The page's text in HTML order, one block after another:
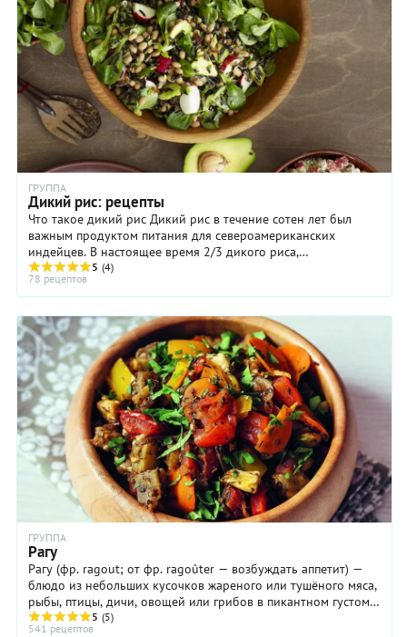
ГРУППА
Дикий рис: рецепты
Что такое дикий рис Дикий рис в течение сотен лет был
важным продуктом питания для североамериканских
индейцев. В настоящее время 2/3 дикого риса,
производимого в мире, выращивается в штате ...
5 (4)
78 рецептов
ГРУППА
Рагу
Рагу (фр. ragout; от фр. ragoûter — возбуждать аппетит) —
блюдо из небольших кусочков жареного или тушёного мяса,
рыбы, птицы, дичи, овощей или грибов в пикантном густом
соусе. Рагу можно приготовить ...
5 (5)
541 рецептов